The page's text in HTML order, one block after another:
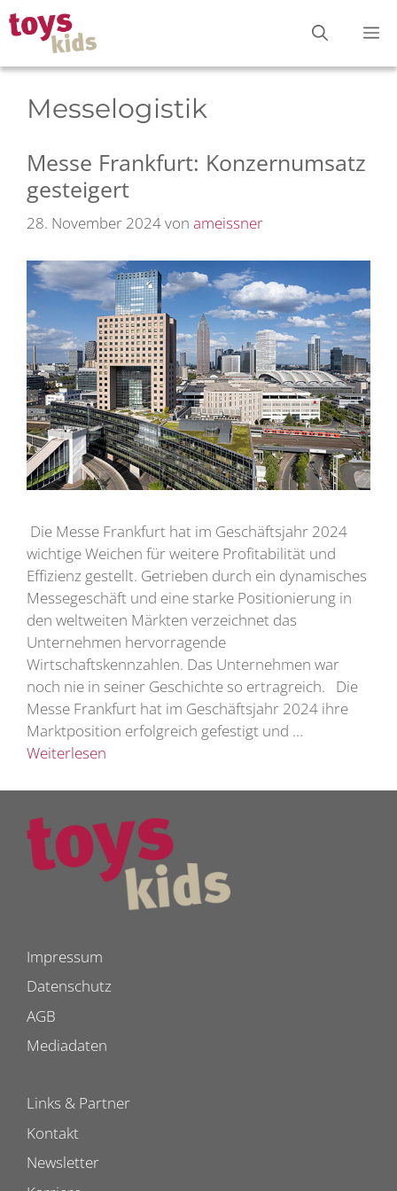
Zum
Inhalt
springen
Messelogistik
Messe Frankfurt: Konzernumsatz
gesteigert
28. November 2024von ameissner
Die Messe Frankfurt hat im Geschäftsjahr 2024
wichtige Weichen für weitere Profitabilität und
Effizienz gestellt. Getrieben durch ein dynamisches
Messegeschäft und eine starke Positionierung in
den weltweiten Märkten verzeichnet das
Unternehmen hervorragende
Wirtschaftskennzahlen. Das Unternehmen war
noch nie in seiner Geschichte so ertragreich. Die
Messe Frankfurt hat im Geschäftsjahr 2024 ihre
Marktposition erfolgreich gefestigt und …
Weiterlesen
Impressum
Datenschutz
AGB
Mediadaten
Links & Partner
Kontakt
Newsletter